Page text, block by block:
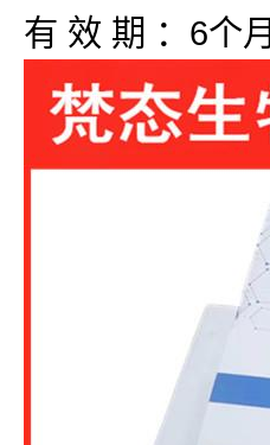
有 效 期 ：6个月